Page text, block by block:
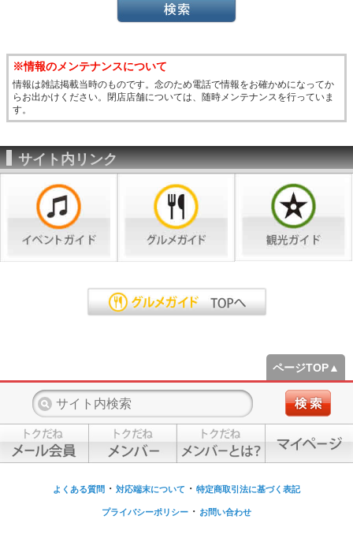
※情報のメンテナンスについて
情報は雑誌掲載当時のものです。念のため電話で情報をお確かめになってか
らお出かけください。閉店店舗については、随時メンテナンスを行っていま
す。
サイト内リンク
ページTOP▲
よくある質問 ・ 対応端末について ・ 特定商取引法に基づく表記
プライバシーポリシー ・ お問い合わせ